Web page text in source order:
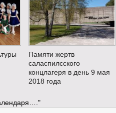
Памяти жертв
саласпилсского
концлагеря в день 9 мая
2018 года